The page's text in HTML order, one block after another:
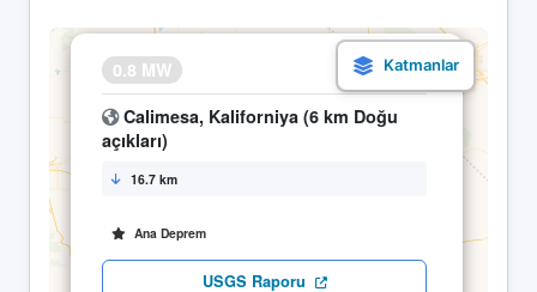
0.8 MW 23.04 08:34
Calimesa, Kaliforniya (6 km Doğu
açıkları)
16.7 km
Ana Deprem
USGS Raporu
×